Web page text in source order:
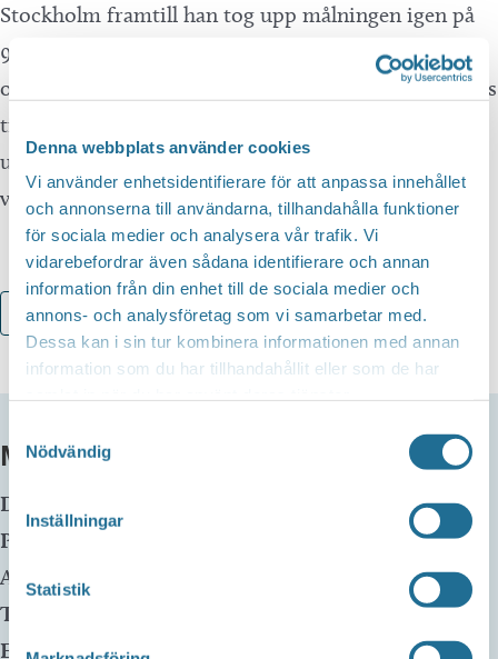
Denna webbplats använder cookies
Vi använder enhetsidentifierare för att anpassa innehållet
och annonserna till användarna, tillhandahålla funktioner
för sociala medier och analysera vår trafik. Vi
vidarebefordrar även sådana identifierare och annan
information från din enhet till de sociala medier och
annons- och analysföretag som vi samarbetar med.
Dessa kan i sin tur kombinera informationen med annan
information som du har tillhandahållit eller som de har
Nödvändig
Inställningar
Statistik
Stockholm framtill han tog upp målningen igen på
90-talet. Som konstnär hade han ateljé i K-ringen
och lämnade efter sig konst som till stor del skänktes
till föreningen. De konstverken visar vi nu i en
utställning. Behållningen går till K-ringens
verksamhet.
Lägg till i kalender
MER INFO
Datum:
Plats:
Adress:
Telefon:
E-mail:info@k-ringenmotala.se